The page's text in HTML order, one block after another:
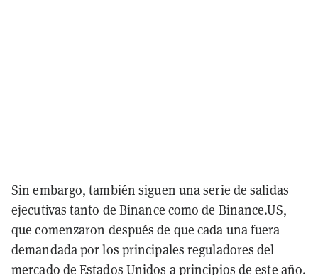
Sin embargo, también siguen una serie de salidas
ejecutivas tanto de Binance como de Binance.US,
que comenzaron después de que cada una fuera
demandada por los principales reguladores del
mercado de Estados Unidos a principios de este año.